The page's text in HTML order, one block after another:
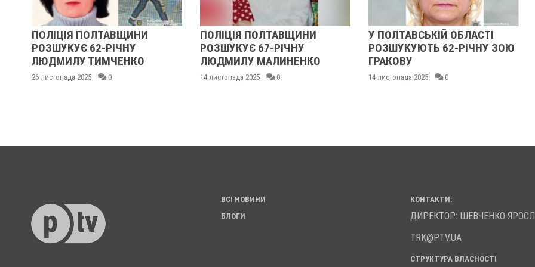
ПОЛІЦІЯ ПОЛТАВЩИНИ
РОЗШУКУЄ 62-РІЧНУ
ЛЮДМИЛУ ТИМЧЕНКО
26 листопада 2025 0
ПОЛІЦІЯ ПОЛТАВЩИНИ
РОЗШУКУЄ 67-РІЧНУ
ЛЮДМИЛУ МАЛИНЕНКО
14 листопада 2025 0
У ПОЛТАВСЬКІЙ ОБЛАСТІ
РОЗШУКУЮТЬ 62-РІЧНУ ЗОЮ
ГРАКОВУ
14 листопада 2025 0
ВСІ НОВИНИ
БЛОГИ
КОНТАКТИ:
ДИРЕКТОР: ШЕВЧЕНКО
TRK@PTV.UA
СТРУКТУРА ВЛАСНОСТІ